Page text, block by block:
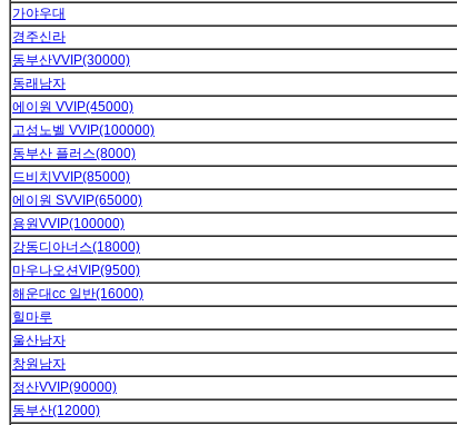
가야우대
경주신라
동부산VVIP(30000)
동래남자
에이원 VVIP(45000)
고성노벨 VVIP(100000)
동부산 플러스(8000)
드비치VVIP(85000)
에이원 SVVIP(65000)
용원VVIP(100000)
강동디아너스(18000)
마우나오션VIP(9500)
해운대cc 일반(16000)
힐마루
울산남자
창원남자
정산VVIP(90000)
동부산(12000)